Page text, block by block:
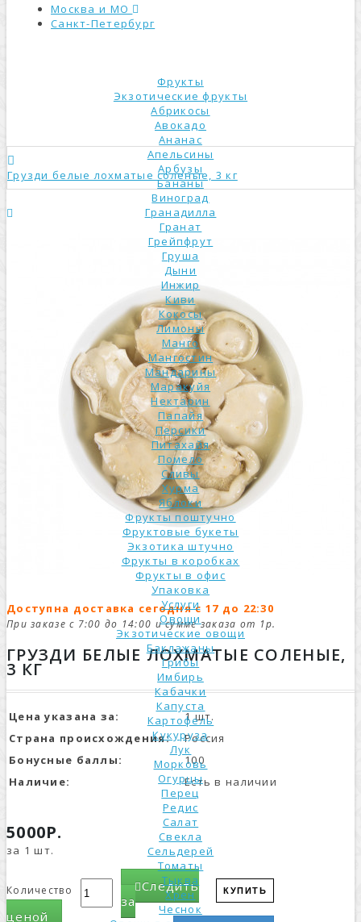
Москва и МО
Санкт-Петербург
Фрукты
Экзотические фрукты
Абрикосы
Авокадо
Ананас
Апельсины
Арбузы
Бананы
Виноград
Гранадилла
Гранат
Грейпфрут
Груша
Дыни
Инжир
Киви
Кокосы
Лимоны
Манго
Мангостин
Мандарины
Маракуйя
Нектарин
Папайя
Персики
Питахайя
Помело
Сливы
Хурма
Яблоки
Фрукты поштучно
Фруктовые букеты
Экзотика штучно
Фрукты в коробках
Фрукты в офис
Упаковка
Услуги
Овощи
Экзотические овощи
Баклажаны
Грибы
Имбирь
Кабачки
Капуста
Картофель
Кукуруза
Лук
Морковь
Огурцы
Перец
Редис
Салат
Свекла
Сельдерей
Томаты
Тыква
Хрен
Чеснок
Грузди белые лохматые соленые, 3 кг
Доступна доставка сегодня с 17 до 22:30
При заказе с 7:00 до 14:00 и сумме заказа от 1р.
ГРУЗДИ БЕЛЫЕ ЛОХМАТЫЕ СОЛЕНЫЕ,
3 КГ
Цена указана за:
1 шт.
Страна происхождения:
Россия
Бонусные баллы:
100
Наличие:
Есть в наличии
5000Р.
за 1 шт.
Количество КУПИТЬ
Следить
за
ценой